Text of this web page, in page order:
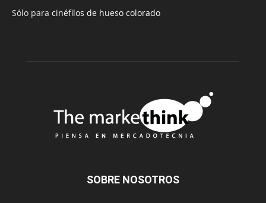
Sólo para cinéfilos de hueso colorado
SOBRE NOSOTROS